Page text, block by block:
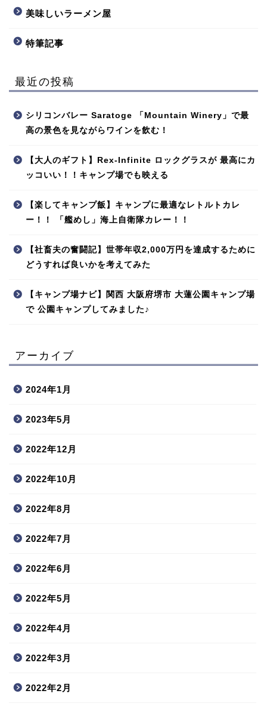
美味しいラーメン屋
特筆記事
最近の投稿
シリコンバレー Saratoge 「Mountain Winery」で最
高の景色を見ながらワインを飲む！
【大人のギフト】Rex-Infinite ロックグラスが 最高にカ
ッコいい！！キャンプ場でも映える
【楽してキャンプ飯】キャンプに最適なレトルトカレ
ー！！ 「艦めし」海上自衛隊カレー！！
【社畜夫の奮闘記】世帯年収2,000万円を達成するために
どうすれば良いかを考えてみた
【キャンプ場ナビ】関西 大阪府堺市 大蓮公園キャンプ場
で 公園キャンプしてみました♪
アーカイブ
2024年1月
2023年5月
2022年12月
2022年10月
2022年8月
2022年7月
2022年6月
2022年5月
2022年4月
2022年3月
2022年2月